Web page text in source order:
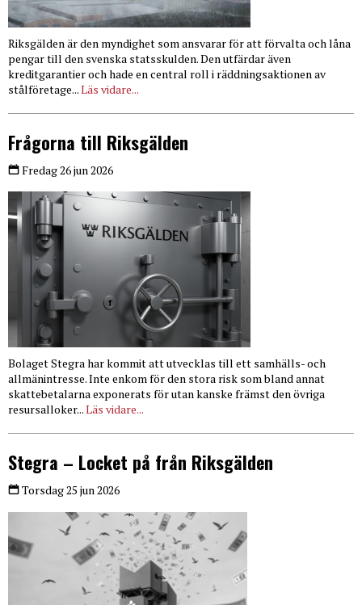
Riksgälden är den myndighet som ansvarar för att förvalta och låna
pengar till den svenska statsskulden. Den utfärdar även
kreditgarantier och hade en central roll i räddningsaktionen av
stålföretage...Läs vidare...
Frågorna till Riksgälden
Fredag 26 jun 2026
Bolaget Stegra har kommit att utvecklas till ett samhälls- och
allmänintresse. Inte enkom för den stora risk som bland annat
skattebetalarna exponerats för utan kanske främst den övriga
resursalloker...Läs vidare...
Stegra – Locket på från Riksgälden
Torsdag 25 jun 2026